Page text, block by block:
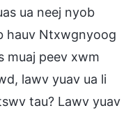
ua neej nyob
hauv Ntxwgnyoog
muaj peev xwm
lawv yuav ua li
tau? Lawv yuav